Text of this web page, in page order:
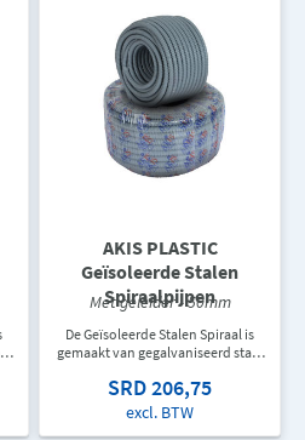
AKIS PLASTIC
Geïsoleerde Stalen
Spiraalpijpen
Met geleider - 50mm
De Geïsoleerde Stalen Spiraal is
gemaakt van gegalvaniseerd staal
elektrische installaties, motoren,
machines en
SRD 206,75
excl. BTW